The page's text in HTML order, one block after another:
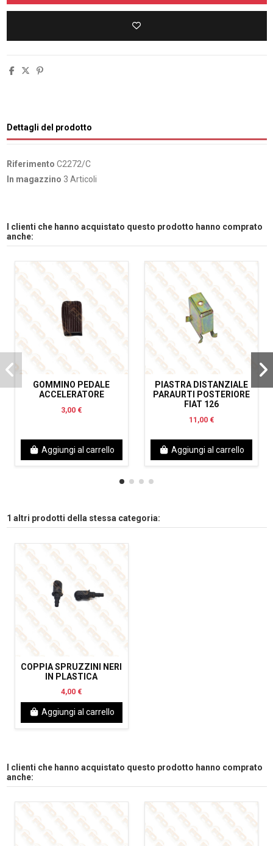
Dettagli del prodotto
Riferimento C2272/C
In magazzino 3 Articoli
I clienti che hanno acquistato questo prodotto hanno comprato
anche:
GOMMINO PEDALE
ACCELERATORE
3,00 €
Aggiungi al carrello
PIASTRA DISTANZIALE
PARAURTI POSTERIORE
FIAT 126
11,00 €
Aggiungi al carrello
1 altri prodotti della stessa categoria:
COPPIA SPRUZZINI NERI
IN PLASTICA
4,00 €
Aggiungi al carrello
I clienti che hanno acquistato questo prodotto hanno comprato
anche: